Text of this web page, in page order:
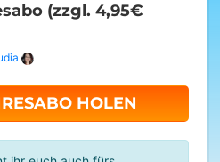
(zzgl. 4,95€
HOLEN